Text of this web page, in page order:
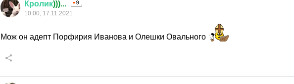
Кролик)))...
10:00, 17.11.2021
Мож он адепт Порфирия Иванова и Олешки Овального